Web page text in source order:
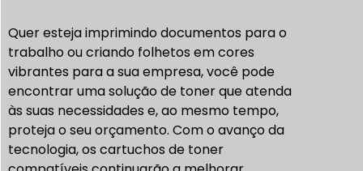
Quer esteja imprimindo documentos para o
trabalho ou criando folhetos em cores
vibrantes para a sua empresa, você pode
encontrar uma solução de toner que atenda
às suas necessidades e, ao mesmo tempo,
proteja o seu orçamento. Com o avanço da
tecnologia, os cartuchos de toner